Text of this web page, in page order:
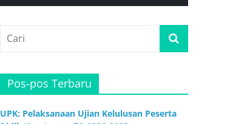
Pos-pos Terbaru
UPK: Pelaksanaan Ujian Kelulusan Peserta